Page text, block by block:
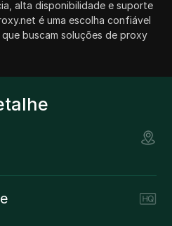
alta disponibilidade e suporte
é uma escolha confiável
buscam soluções de proxy